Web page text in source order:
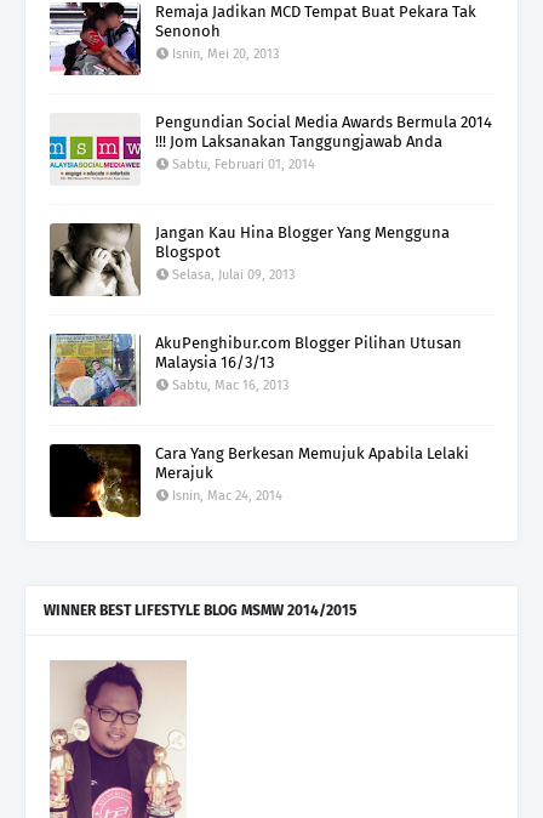
Remaja Jadikan MCD Tempat Buat Pekara Tak
Senonoh
Isnin, Mei 20, 2013
Pengundian Social Media Awards Bermula 2014
!!! Jom Laksanakan Tanggungjawab Anda
Sabtu, Februari 01, 2014
Jangan Kau Hina Blogger Yang Mengguna
Blogspot
Selasa, Julai 09, 2013
AkuPenghibur.com Blogger Pilihan Utusan
Malaysia 16/3/13
Sabtu, Mac 16, 2013
Cara Yang Berkesan Memujuk Apabila Lelaki
Merajuk
Isnin, Mac 24, 2014
WINNER BEST LIFESTYLE BLOG MSMW 2014/2015